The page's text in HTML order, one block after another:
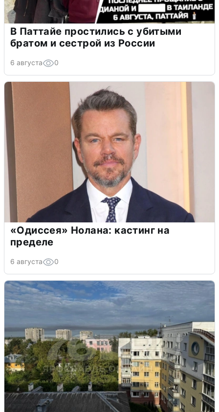
В Паттайе простились с убитыми
братом и сестрой из России
6 августа 0
«Одиссея» Нолана: кастинг на
пределе
6 августа 0